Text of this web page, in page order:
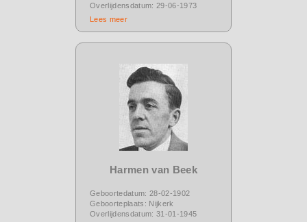
Overlijdensdatum: 29-06-1973
Lees meer
Harmen van Beek
Geboortedatum: 28-02-1902
Geboorteplaats: Nijkerk
Overlijdensdatum: 31-01-1945